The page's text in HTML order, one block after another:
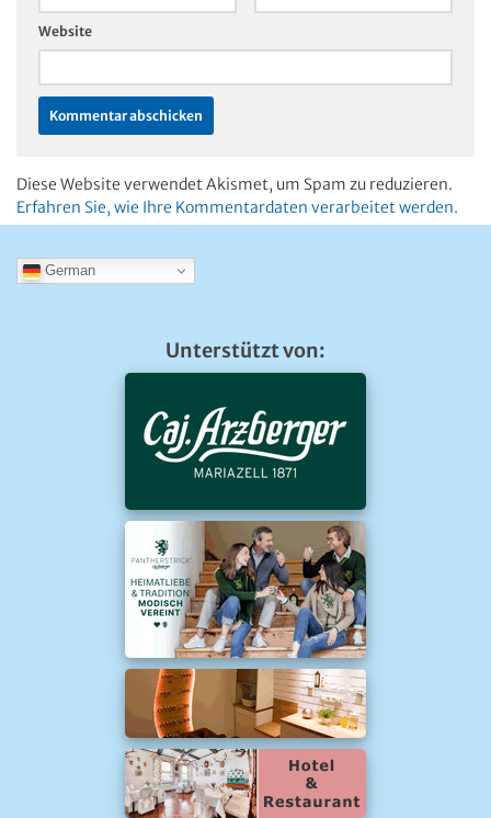
Website
Diese Website verwendet Akismet, um Spam zu reduzieren.
Erfahren Sie, wie Ihre Kommentardaten verarbeitet werden.
German
Unterstützt von: